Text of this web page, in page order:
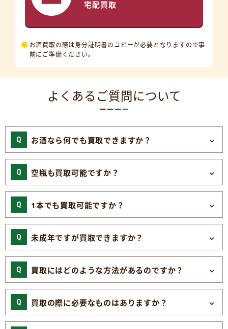
宅配買取
お酒買取の際は身分証明書のコピーが必要となりますので事
前にご準備ください。
よくあるご質問について
お酒なら何でも買取できますか？
空瓶も買取可能ですか？
1本でも買取可能ですか？
未成年ですが買取できますか？
買取にはどのような方法があるのですか？
買取の際に必要なものはありますか？